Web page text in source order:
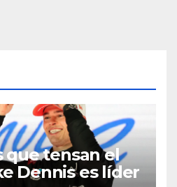
que tensan el
Dennis es líder